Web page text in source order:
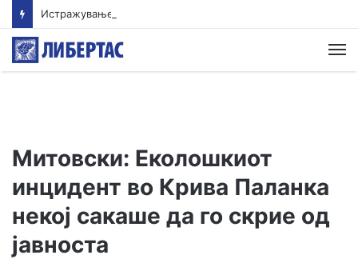
Митовски: Еколошкиот
инцидент во Крива Паланка
некој сакаше да го скрие од
јавноста